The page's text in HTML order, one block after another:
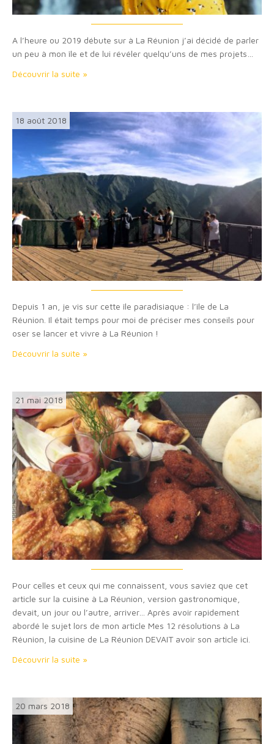
A l’heure ou 2019 débute sur à La Réunion j’ai décidé de parler
un peu à mon île et de lui révéler quelqu’uns de mes projets…
Découvrir la suite »
18 août 2018
Depuis 1 an, je vis sur cette île paradisiaque : l’île de La
Réunion. Il était temps pour moi de préciser mes conseils pour
oser se lancer et vivre à La Réunion !
Découvrir la suite »
21 mai 2018
Pour celles et ceux qui me connaissent, vous saviez que cet
article sur la cuisine à La Réunion, version gastronomique,
devait, un jour ou l’autre, arriver… Après avoir rapidement
abordé le sujet lors de mon article Mes 12 résolutions à La
Réunion, la cuisine de La Réunion DEVAIT avoir son article ici.
multiculturalisme Réunionnais, sa…
Découvrir la suite »
20 mars 2018